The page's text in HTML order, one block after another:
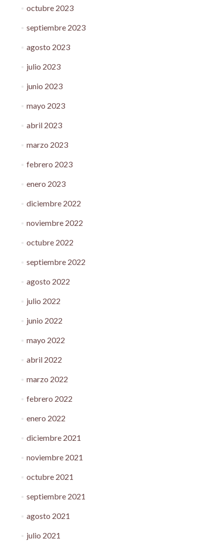
octubre 2023
septiembre 2023
agosto 2023
julio 2023
junio 2023
mayo 2023
abril 2023
marzo 2023
febrero 2023
enero 2023
diciembre 2022
noviembre 2022
octubre 2022
septiembre 2022
agosto 2022
julio 2022
junio 2022
mayo 2022
abril 2022
marzo 2022
febrero 2022
enero 2022
diciembre 2021
noviembre 2021
octubre 2021
septiembre 2021
agosto 2021
julio 2021